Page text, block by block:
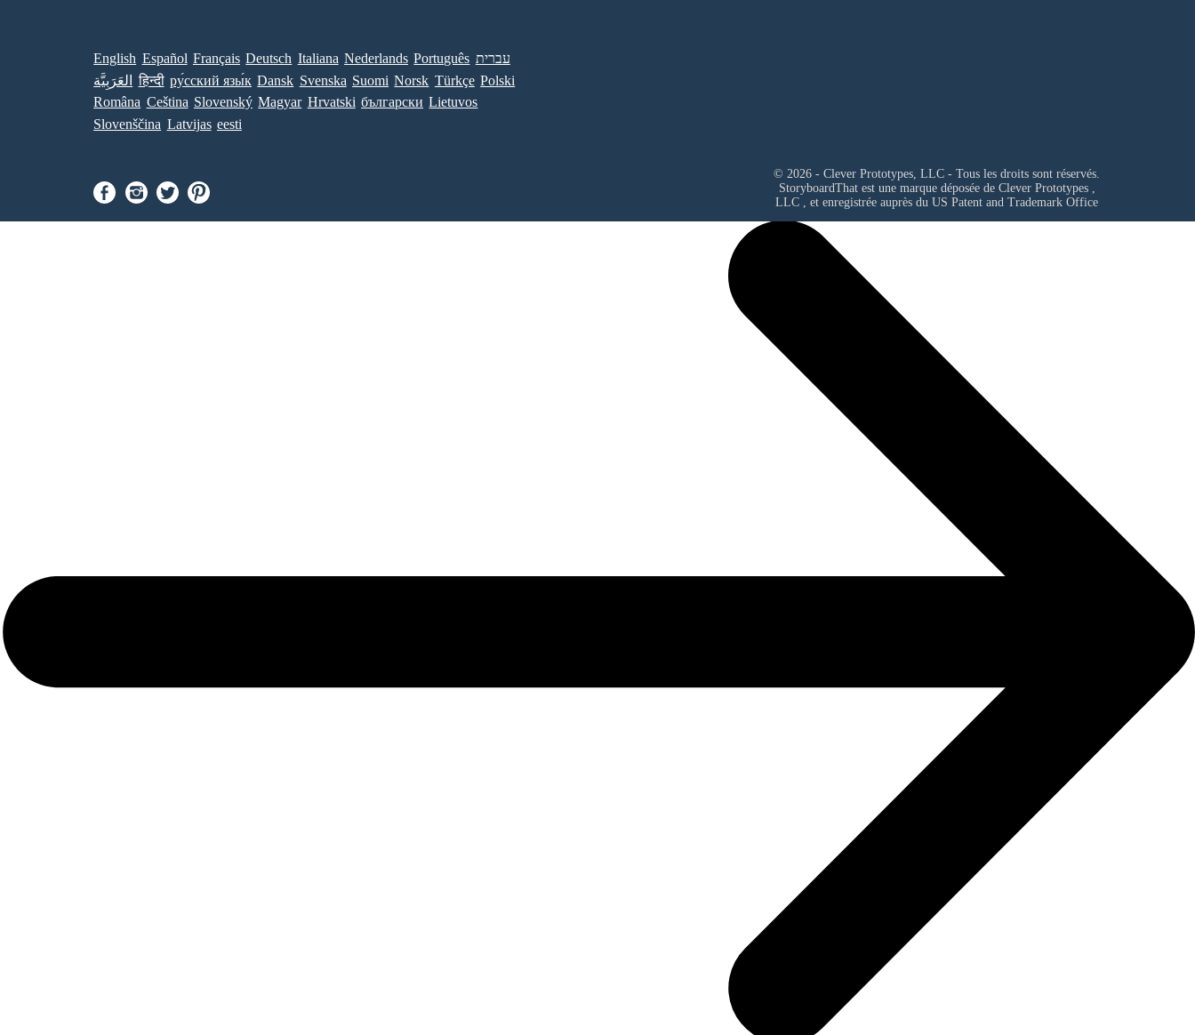
English Español Français Deutsch Italiana Nederlands Português עברית
العَرَبِيَّة
हिन्दी ру́сский язы́к Dansk Svenska Suomi Norsk Türkçe Polski
Româna Ceština Slovenský Magyar Hrvatski български Lietuvos
Slovenščina Latvijas eesti
© 2026 - Clever Prototypes, LLC - Tous les droits sont réservés.
StoryboardThat est une marque déposée de Clever Prototypes ,
LLC , et enregistrée auprès du US Patent and Trademark Office